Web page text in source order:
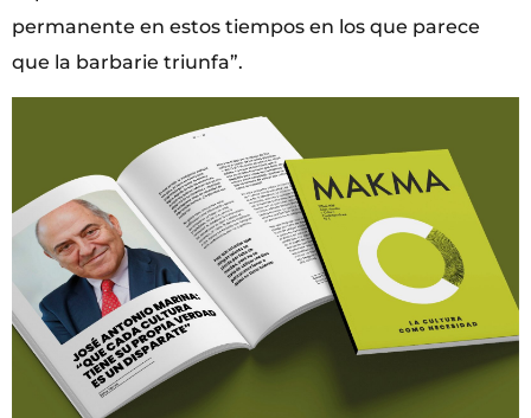
permanente en estos tiempos en los que parece
que la barbarie triunfa”.